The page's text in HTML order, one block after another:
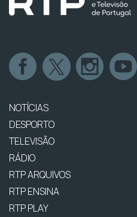
NOTÍCIAS
DESPORTO
TELEVISÃO
RÁDIO
RTP ARQUIVOS
RTP ENSINA
RTP PLAY